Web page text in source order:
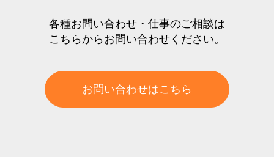
各種お問い合わせ・仕事のご相談は
こちらからお問い合わせください。
お問い合わせはこちら